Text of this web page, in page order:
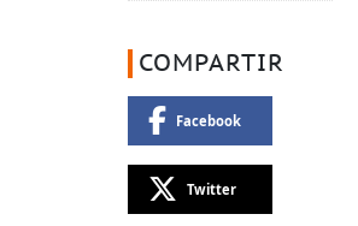
COMPARTIR
Facebook
Twitter